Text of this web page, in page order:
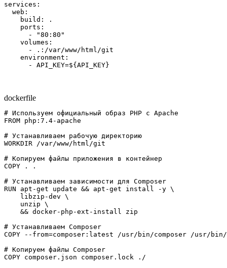
services:
  web:
    build: .
    ports:
      - "80:80"
    volumes:
      - .:/var/www/html/git
    environment:
      - API_KEY=${API_KEY}
dockerfile
# Используем официальный образ PHP с Apache
FROM php:7.4-apache
# Устанавливаем рабочую директорию
WORKDIR /var/www/html/git
# Копируем файлы приложения в контейнер
COPY . .
# Устанавливаем зависимости для Composer
RUN apt-get update && apt-get install -y \
    libzip-dev \
    unzip \
    && docker-php-ext-install zip
# Устанавливаем Composer
COPY --from=composer:latest /usr/bin/composer /usr/bin/
# Копируем файлы Composer
COPY composer.json composer.lock ./